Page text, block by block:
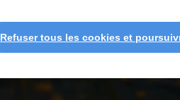
Refuser tous les cookies et